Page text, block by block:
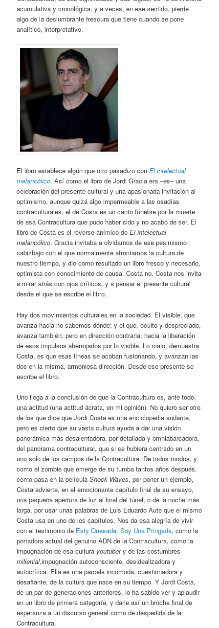
acumulativa y cronológica; y a veces, en ese sentido, pierde
algo de la deslumbrante frescura que tiene cuando se pone
analítico, interpretativo.
El libro establece algún que otro pasadizo conEl intelectual
melancólico. Así como el libro de Jordi Gracia era –es– una
celebración del presente cultural y una apasionada invitación al
optimismo, aunque quizá algo impermeable a las osadías
contraculturales, el de Costa es un canto fúnebre por la muerte
de esa Contracultura que pudo haber sido y no acabó de ser. El
libro de Costa es el reverso anímico deEl intelectual
melancólico. Gracia invitaba a olvidarnos de ese pesimismo
cabizbajo con el que normalmente afrontamos la cultura de
nuestro tiempo, y dio como resultado un libro fresco y necesario,
optimista con conocimiento de causa. Costa no. Costa nos invita
a mirar atrás con ojos críticos, y a pensar el presente cultural
desde el que se escribe el libro.
Hay dos movimientos culturales en la sociedad. El visible, que
avanza hacia no sabemos dónde; y el que, oculto y despreciado,
avanza también, pero en dirección contraria, hacia la liberación
de esos impulsos aherrojados por lo visible. Lo malo, demuestra
Costa, es que esas líneas se acaban fusionando, y avanzan las
dos en la misma, armoniosa dirección. Desde ese presente se
escribe el libro.
Uno llega a la conclusión de que la Contracultura es, ante todo,
una actitud (una actitud ácrata, en mi opinión). No quiero ser otro
de los que dice que Jordi Costa es una enciclopedia andante,
pero es cierto que su vasta cultura ayuda a dar una visión
panorámica más desalentadora, por detallada y omniabarcadora,
del panorama contracultural, que si se hubiera centrado en un
uno solo de los campos de la Contracultura. De todos modos, y
como el zombie que emerge de su tumba tantos años después,
como pasa en la películaShock Waves, por poner un ejemplo,
Costa advierte, en el emocionante capítulo final de su ensayo,
una pequeña apertura de luz al final del túnel, o de la noche más
larga, por usar unas palabras de Luis Eduardo Aute que el mismo
Costa usa en uno de los capítulos. Nos da esa alegría de vivir
con el testimonio de Esty Quesada, Soy Una Pringada, como la
portadora actual del genuino ADN de la Contracultura, como la
impugnación de esa cultura youtubery de las costumbres
millenial,impugnación autoconsciente, desidealizadora y
autocrítica. Ella es una parcela incómoda, cuestionadora y
desafiante, de la cultura que nace en su tiempo. Y Jordi Costa,
de un par de generaciones anteriores, lo ha sabido ver y aplaudir
en un libro de primera categoría, y darle así un broche final de
esperanza a un discurso general como de despedida de la
Contracultura.